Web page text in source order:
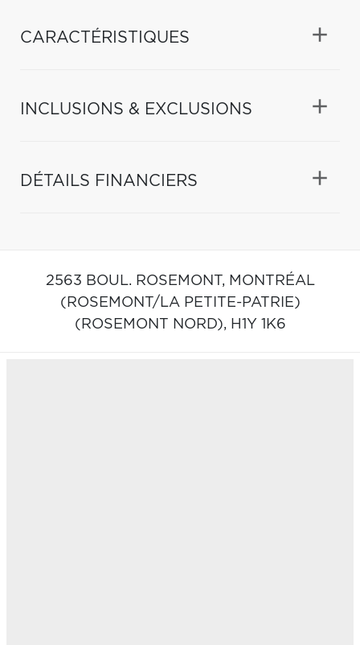
CARACTÉRISTIQUES
INCLUSIONS & EXCLUSIONS
DÉTAILS FINANCIERS
2563 BOUL. ROSEMONT, MONTRÉAL
(ROSEMONT/LA PETITE-PATRIE)
(ROSEMONT NORD), H1Y 1K6